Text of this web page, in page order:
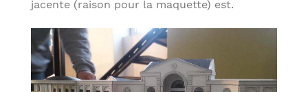
jacente (raison pour la maquette) est.